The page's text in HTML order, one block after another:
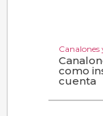
Canalones
como
cuenta